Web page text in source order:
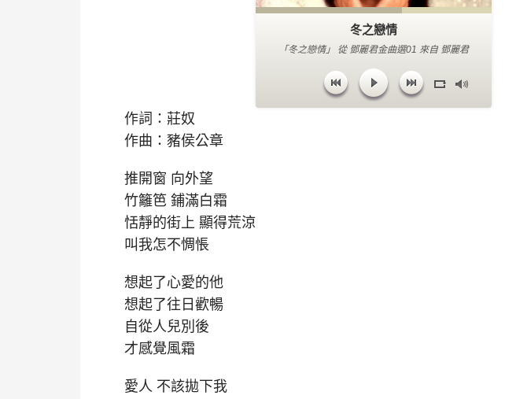
冬之戀情
「冬之戀情」 從 鄧麗君金曲選01 來自 鄧麗君
。 音軌 11 。 類型： 國語經典老歌。
作詞：莊奴
作曲：豬侯公章
推開窗 向外望
竹籬笆 鋪滿白霜
恬靜的街上 顯得荒涼
叫我怎不惆悵
想起了心愛的他
想起了往日歡暢
自從人兒別後
才感覺風霜
愛人 不該拋下我